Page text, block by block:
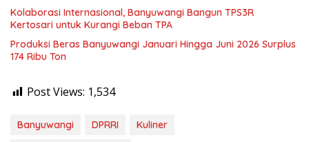
Kolaborasi Internasional, Banyuwangi Bangun TPS3R
Kertosari untuk Kurangi Beban TPA
Produksi Beras Banyuwangi Januari Hingga Juni 2026 Surplus
174 Ribu Ton
Post Views: 1,534
Banyuwangi DPRRI
Kuliner